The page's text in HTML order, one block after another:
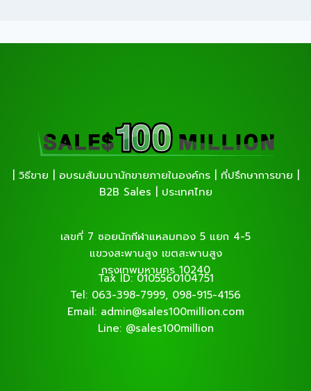
| วิธีขาย | อบรมสัมมนานักขายภายในองค์กร | ที่ปรึกษาการขาย |
B2B Sales | ประเทศไทย
เลขที่ 7 ซอยนักกีฬาแหลมทอง 5 แยก 4-5
แขวงสะพานสูง เขตสะพานสูง
กรุงเทพมหานคร 10240
Tax ID: 0105560104751
Tel: 063-398-7999, 098-915-4156
Email: admin@sales100million.com
Line: @sales100million